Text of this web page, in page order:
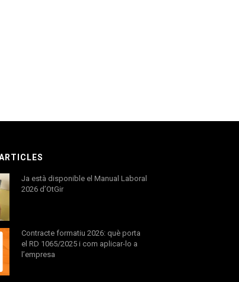
Ja està disponible el Manual Laboral
2026 d’OtGir
Contracte formatiu 2026: què porta
el RD 1065/2025 i com aplicar-lo a
l’empresa